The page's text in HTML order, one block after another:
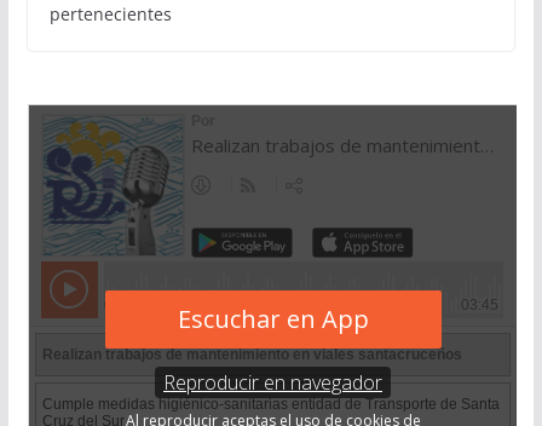
pertenecientes